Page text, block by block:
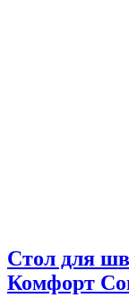
Стол для
Комфорт